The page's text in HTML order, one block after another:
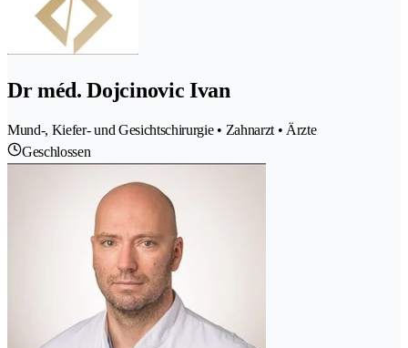
Dr méd. Dojcinovic Ivan
Mund-, Kiefer- und Gesichtschirurgie • Zahnarzt • Ärzte
Geschlossen